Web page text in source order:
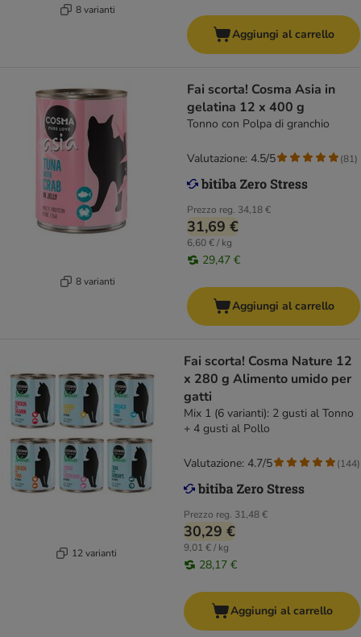
8 varianti
Aggiungi al carrello
8 varianti
Fai scorta! Cosma Asia in
gelatina 12 x 400 g
Tonno con Polpa di granchio
Prezzo reg. 34,18 €
31,69 €
6,60 € / kg
29,47 €
Valutazione: 4.5/5 (81)
Aggiungi al carrello
12 varianti
Fai scorta! Cosma Nature 12
x 280 g Alimento umido per
gatti
Mix 1 (6 varianti): 2 gusti al Tonno
+ 4 gusti al Pollo
Prezzo reg. 31,48 €
30,29 €
9,01 € / kg
28,17 €
Valutazione: 4.7/5 (144)
Aggiungi al carrello